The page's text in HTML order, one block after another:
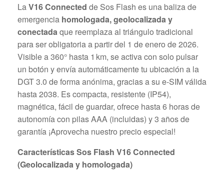
LaV16 Connected de Sos Flash es una baliza de
emergencia homologada, geolocalizada y
conectadaque reemplaza al triángulo tradicional
para ser obligatoria a partir del 1 de enero de 2026.
Visible a 360° hasta 1 km, se activa con solo pulsar
un botón y envía automáticamente tu ubicación a la
DGT 3.0 de forma anónima, gracias a su e‑SIM válida
hasta 2038. Es compacta, resistente (IP54),
magnética, fácil de guardar, ofrece hasta 6 horas de
autonomía con pilas AAA (incluidas) y 3 años de
garantía ¡Aprovecha nuestro precio especial!
Características Sos Flash V16 Connected
(Geolocalizada y homologada)